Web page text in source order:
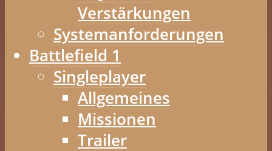
Verstärkungen
Systemanforderungen
Battlefield 1
Singleplayer
Allgemeines
Missionen
Trailer